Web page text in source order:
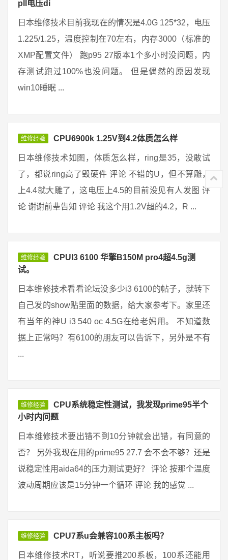
pll电压di
日本维修技术目前我现在的情况是4.0G 125*32，电压
1.225/1.25，温度控制在70左右，内存3000（标准的
XMP配置文件） 跑p95 27版本1个多小时没问题，内
存测试跑过100%也没问题。 但是偶然的原因发现
win10睡眠 ...
维修经验 CPU6900k 1.25V到4.2体质怎么样
日本维修技术如图，体质怎么样，ring是35，没敢试
了，都说ring高了毁硬件 评论 不错的U，但不算雕，
上4.4就大雕了，这电压上4.5的目前没见有人发图 评
论 谢谢前辈告知 评论 我这个用1.2V超的4.2，R ...
维修经验
CPUI3 6100 华擎B150M pro4超4.5g测
试。
日本维修技术看看论坛没多少i3 6100的帖子，就转下
自己发的show贴里面的数据，给大家参考下。家里还
有当年的神U i3 540 oc 4.5G在给老妈用。 不知道数
据上正常吗？有6100的朋友可以告诉下，另外是不有
...
维修经验
CPU系统稳定性测试，我发现prime95半个
小时内问题
日本维修技术要出错不到10分钟就会出错，有同意的
否？ 另外我现在用的prime95 27.7 会不会不够？还是
说稳定性用aida64的压力测试更好？ 评论 按那个温度
波动周期应该是15分钟一个循环 评论 我的感觉 ...
维修经验 CPU7系u会兼容100系主板吗？
日本维修技术RT，听说要推200系板，100系还能用